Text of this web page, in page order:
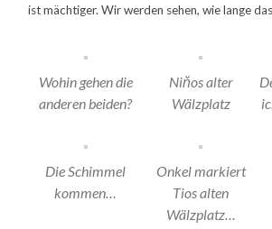
ist mächtiger. Wir werden sehen, wie lange
Wohin gehen die
anderen beiden?
Niňos alter
Wälzplatz
Die Schimmel
kommen…
Onkel markiert
Tios alten
Wälzplatz…